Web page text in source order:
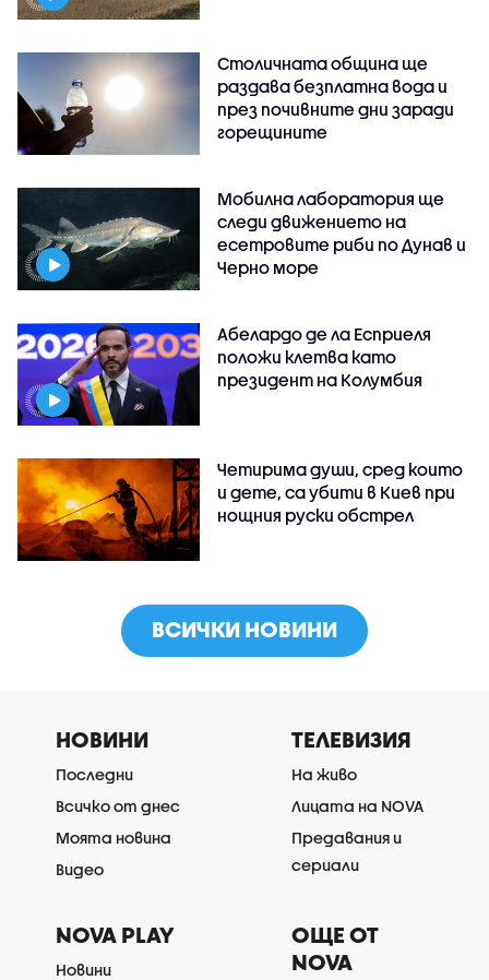
Столичната община ще
раздава безплатна вода и
през почивните дни заради
горещините
Мобилна лаборатория ще
следи движението на
есетровите риби по Дунав и
Черно море
Абелардо де ла Есприеля
положи клетва като
президент на Колумбия
Четирима души, сред които
и дете, са убити в Киев при
нощния руски обстрел
ВСИЧКИ НОВИНИ
НОВИНИ
Последни
Всичко от днес
Моята новина
Видео
ТЕЛЕВИЗИЯ
На живо
Лицата на NOVA
Предавания и
сериали
NOVA PLAY
Новини
ОЩЕ ОТ
NOVA